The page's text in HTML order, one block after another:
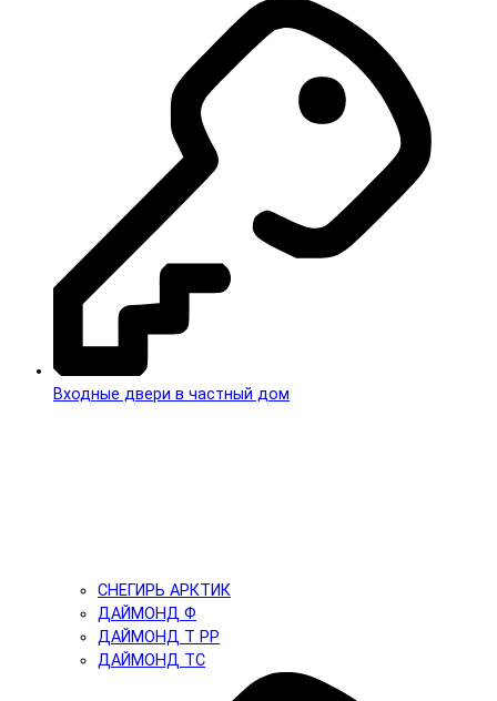
Входные двери в частный дом
СНЕГИРЬ АРКТИК
ДАЙМОНД Ф
ДАЙМОНД Т PP
ДАЙМОНД ТС